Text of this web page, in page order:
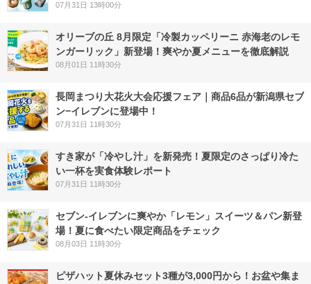
07月31日 13時00分
オリーブの丘 8月限定「冷製カッペリーニ 赤海老のレモ
ンガーリック」新登場！爽やか夏メニューを徹底解説
08月01日 11時30分
長岡まつり大花火大会応援フェア｜商品6品が新潟県セブ
ン−イレブンに登場中！
07月31日 11時30分
すき家が「冷やし汁」を新発売！夏限定のさっぱり冷た
い一杯を実食体験レポート
07月31日 11時30分
セブン‐イレブンに爽やか「レモン」スイーツ＆パン新登
場！夏に食べたい限定商品をチェック
08月03日 11時30分
ピザハット夏休みセット3種が3,000円から！お盆や集ま